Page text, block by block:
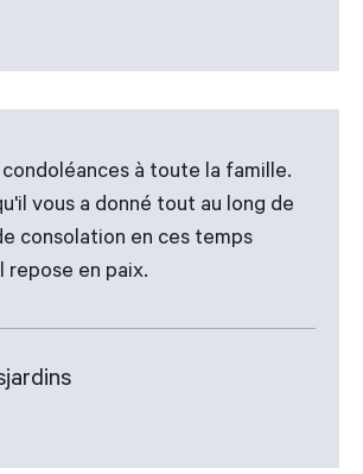
à toute la famille.
vous a donné tout au long de
consolation en ces temps
repose en paix.